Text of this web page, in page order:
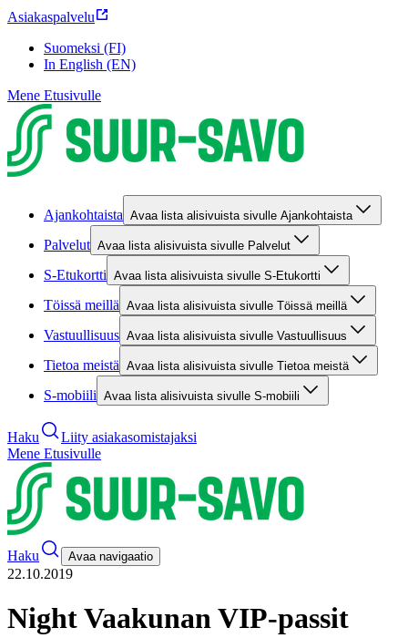
Asiakaspalvelu
Suomeksi (FI)
In English (EN)
Mene Etusivulle
Ajankohtaista Avaa lista alisivuista sivulle Ajankohtaista
Palvelut Avaa lista alisivuista sivulle Palvelut
S-Etukortti Avaa lista alisivuista sivulle S-Etukortti
Töissä meillä Avaa lista alisivuista sivulle Töissä meillä
Vastuullisuus Avaa lista alisivuista sivulle Vastuullisuus
Tietoa meistä Avaa lista alisivuista sivulle Tietoa meistä
S-mobiili Avaa lista alisivuista sivulle S-mobiili
Haku
Liity asiakasomistajaksi
Mene Etusivulle
Haku Avaa navigaatio
22.10.2019
Night Vaakunan VIP-passit